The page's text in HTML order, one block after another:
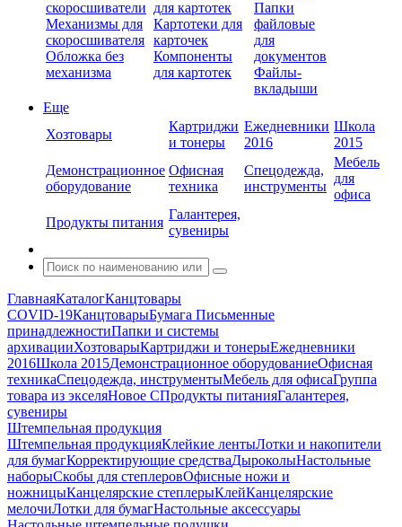
скоросшиватели
Механизмы для
скоросшивателя
Обложка без
механизма
для картотек
Картотеки для
карточек
Компоненты
для картотек
Папки
файловые
для
документов
Файлы-
вкладыши
Еще
Хозтовары
Картриджи
и тонеры
Ежедневники
2016
Школа
2015
Демонстрационное
оборудование
Офисная
техника
Спецодежда,
инструменты
Мебель
для
офиса
Продукты питания
Галантерея,
сувениры
ГлавнаяКаталогКанцтовары
COVID-19КанцтоварыБумага Письменные
принадлежностиПапки и системы
архивацииХозтоварыКартриджи и тонерыЕжедневники
2016Школа 2015Демонстрационное оборудованиеОфисная
техникаСпецодежда, инструментыМебель для офисаГруппа
товара из экселяНовое СПродукты питанияГалантерея,
сувениры
Штемпельная продукция
Штемпельная продукцияКлейкие лентыЛотки и накопители
для бумагКорректирующие средстваДыроколыНастольные
наборыСкобы для степлеровОфисные ножи и
ножницыКанцелярские степлерыКлейКанцелярские
мелочиЛотки для бумагНастольные аксессуары